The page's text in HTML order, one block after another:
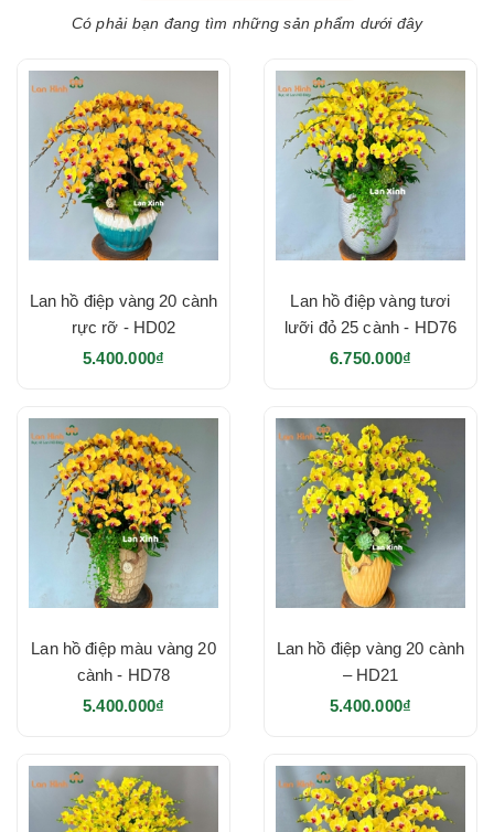
Có phải bạn đang tìm những sản phẩm dưới đây
Lan hồ điệp vàng 20 cành
rực rỡ - HD02
5.400.000₫
Lan hồ điệp vàng tươi
lưỡi đỏ 25 cành - HD76
6.750.000₫
Lan hồ điệp màu vàng 20
cành - HD78
5.400.000₫
Lan hồ điệp vàng 20 cành
– HD21
5.400.000₫